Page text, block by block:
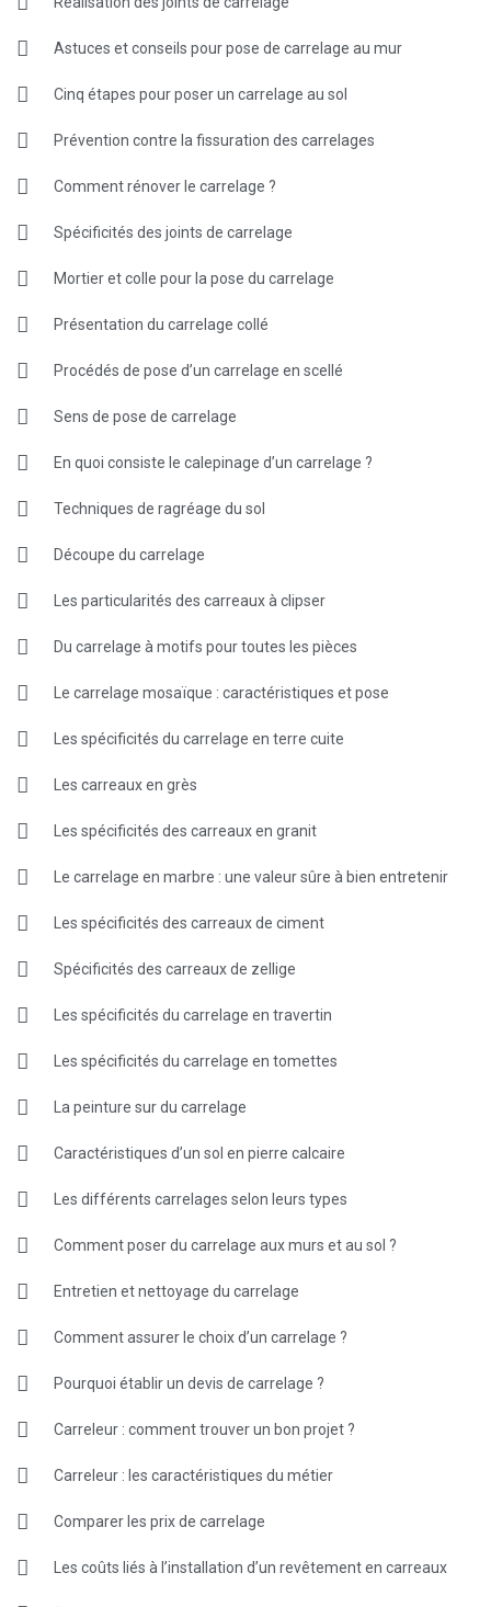
Astuces et conseils pour pose de carrelage au mur
Cinq étapes pour poser un carrelage au sol
Prévention contre la fissuration des carrelages
Comment rénover le carrelage ?
Spécificités des joints de carrelage
Mortier et colle pour la pose du carrelage
Présentation du carrelage collé
Procédés de pose d’un carrelage en scellé
Sens de pose de carrelage
En quoi consiste le calepinage d’un carrelage ?
Techniques de ragréage du sol
Découpe du carrelage
Les particularités des carreaux à clipser
Du carrelage à motifs pour toutes les pièces
Le carrelage mosaïque : caractéristiques et pose
Les spécificités du carrelage en terre cuite
Les carreaux en grès
Les spécificités des carreaux en granit
Le carrelage en marbre : une valeur sûre à bien entretenir
Les spécificités des carreaux de ciment
Spécificités des carreaux de zellige
Les spécificités du carrelage en travertin
Les spécificités du carrelage en tomettes
La peinture sur du carrelage
Caractéristiques d’un sol en pierre calcaire
Les différents carrelages selon leurs types
Comment poser du carrelage aux murs et au sol ?
Entretien et nettoyage du carrelage
Comment assurer le choix d’un carrelage ?
Pourquoi établir un devis de carrelage ?
Carreleur : comment trouver un bon projet ?
Carreleur : les caractéristiques du métier
Comparer les prix de carrelage
Les coûts liés à l’installation d’un revêtement en carreaux